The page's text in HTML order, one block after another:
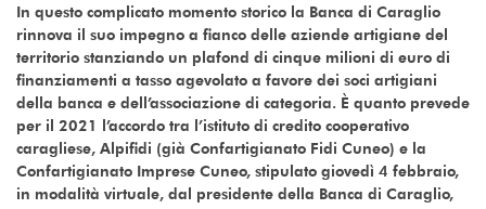
In questo complicato momento storico la Banca di Caraglio
rinnova il suo impegno a fianco delle aziende artigiane del
territorio stanziando un plafond di cinque milioni di euro di
finanziamenti a tasso agevolato a favore dei soci artigiani
della banca e dell’associazione di categoria. È quanto prevede
per il 2021 l’accordo tra l’istituto di credito cooperativo
caragliese, Alpifidi (già Confartigianato Fidi Cuneo) e la
Confartigianato Imprese Cuneo, stipulato giovedì 4 febbraio,
in modalità virtuale, dal presidente della Banca di Caraglio,